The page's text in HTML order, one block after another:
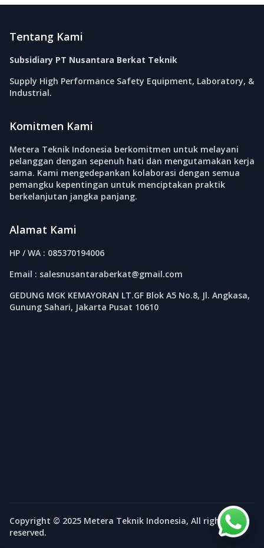
Tentang Kami
Subsidiary PT Nusantara Berkat Teknik
Supply High Performance Safety Equipment, Laboratory, &
Industrial.
Komitmen Kami
Metera Teknik Indonesia berkomitmen untuk melayani
pelanggan dengan sepenuh hati dan mengutamakan kerja
sama. Kami mengedepankan kolaborasi dengan semua
pemangku kepentingan untuk menciptakan praktik
berkelanjutan jangka panjang.
Alamat Kami
HP / WA : 085370194006
Email : salesnusantaraberkat@gmail.com
GEDUNG MGK KEMAYORAN LT.GF Blok A5 No.8, Jl. Angkasa,
Gunung Sahari, Jakarta Pusat 10610
Copyright © 2025 Metera Teknik Indonesia, All rights
reserved.